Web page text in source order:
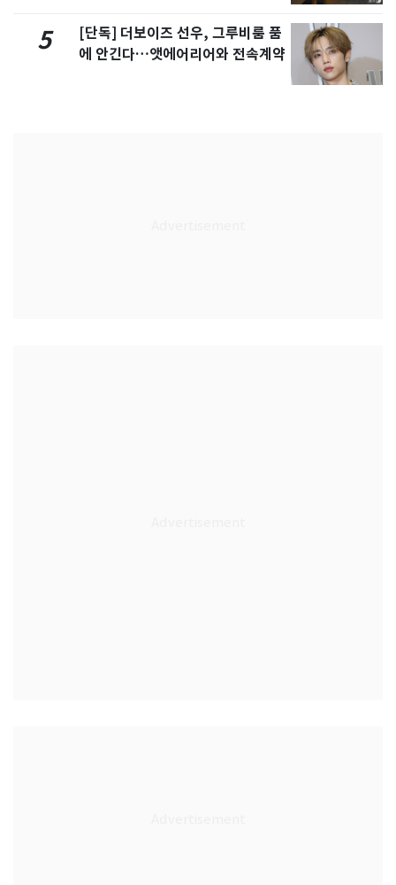
5
[단독] 더보이즈 선우, 그루비룸 품
에 안긴다…앳에어리어와 전속계약